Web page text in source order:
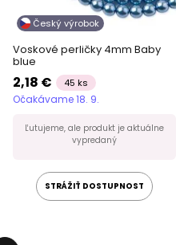
Český výrobok
Voskové perličky 4mm Baby
blue
2,18 € 45 ks
Očakávame 18. 9.
Ľutujeme, ale produkt je aktuálne
vypredaný
STRÁŽIŤ DOSTUPNOST